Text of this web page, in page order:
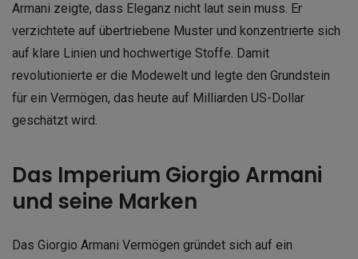
Armani zeigte, dass Eleganz nicht laut sein muss. Er
verzichtete auf übertriebene Muster und konzentrierte sich
auf klare Linien und hochwertige Stoffe. Damit
revolutionierte er die Modewelt und legte den Grundstein
für ein Vermögen, das heute auf Milliarden US-Dollar
geschätzt wird.
Das Imperium Giorgio Armani
und seine Marken
Das Giorgio Armani Vermögen gründet sich auf ein